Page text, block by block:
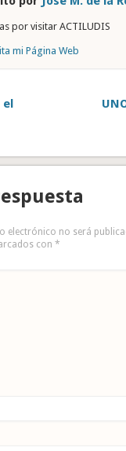
por visitar ACTILUDIS
mi Página Web
el
electrónico no será
con *